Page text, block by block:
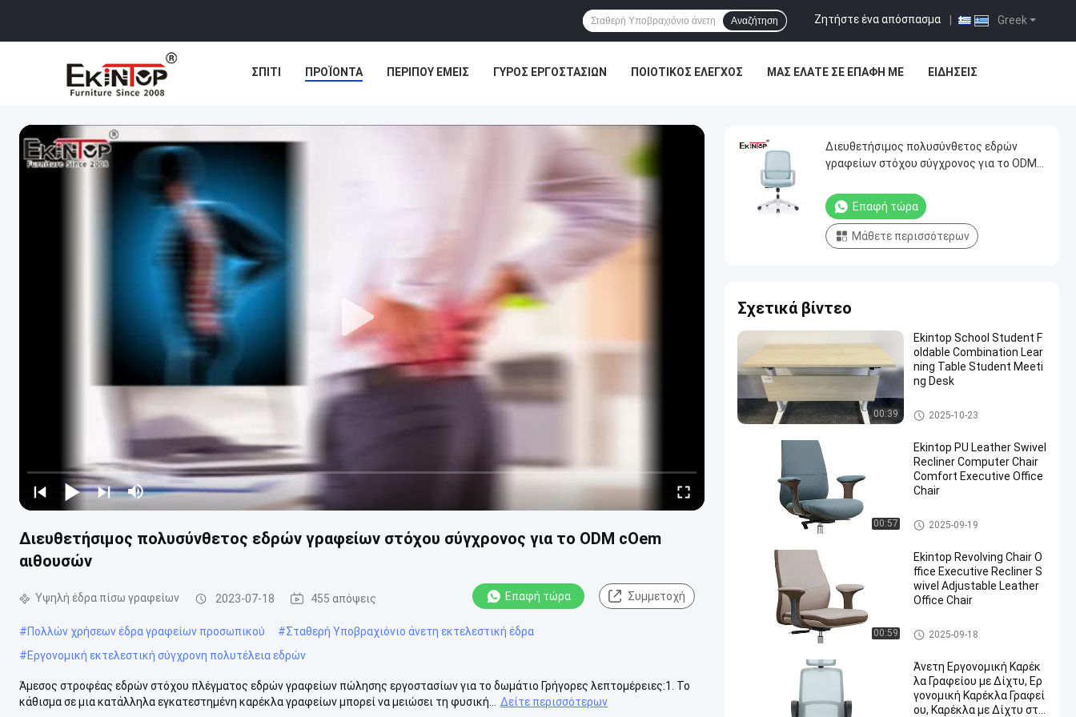
Greek
Ζητήστε ένα απόσπασμα
Αναζήτηση
ΣΠΊΤΙ ΠΡΟΪΌΝΤΑ ΠΕΡΊΠΟΥ ΕΜΕΊΣ ΓΎΡΟΣ ΕΡΓΟΣΤΑΣΊΩΝ ΠΟΙΟΤΙΚΌΣ ΈΛΕΓΧΟΣ ΜΑΣ ΕΛΆΤΕ ΣΕ ΕΠΑΦΉ ΜΕ ΕΙΔΉΣΕΙΣ
Διευθετήσιμος πολυσύνθετος εδρών γραφείων στόχου σύγχρονος για το ODM cOem
αιθουσών
Υψηλή έδρα πίσω γραφείων 2023-07-18 455 απόψεις Επαφή τώρα Συμμετοχή
#Πολλών χρήσεων έδρα γραφείων προσωπικού #Σταθερή Υποβραχιόνιο άνετη εκτελεστική έδρα
#Εργονομική εκτελεστική σύγχρονη πολυτέλεια εδρών
Άμεσος στροφέας εδρών στόχου πλέγματος εδρών γραφείων πώλησης εργοστασίων για το δωμάτιο Γρήγορες λεπτομέρειες:1. Το
κάθισμα σε μια κατάλληλα εγκατεστημένη καρέκλα γραφείων μπορεί να μειώσει τη φυσική...
Δείτε περισσότερων
Διευθετήσιμος πολυσύνθετος εδρών
γραφείων στόχου σύγχρονος για το ODM
Επαφή τώρα
Μάθετε περισσότερων
Σχετικά βίντεο
00:39
Ekintop School Student F
oldable Combination Lear
ning Table Student Meeti
ng Desk
εμπορικό γραφείο γραφείων
2025-10-23
00:57
Ekintop PU Leather Swivel
Recliner Computer Chair
Comfort Executive Office
Chair
Υψηλή έδρα πίσω γραφείων
2025-09-19
00:59
Ekintop Revolving Chair O
ffice Executive Recliner S
wivel Adjustable Leather
Office Chair
Υψηλή έδρα πίσω γραφείων
2025-09-18
Άνετη Εργονομική Καρέκ
λα Γραφείου με Δίχτυ, Ερ
γονομική Καρέκλα Γραφεί
ου, Καρέκλα με Δίχτυ στη